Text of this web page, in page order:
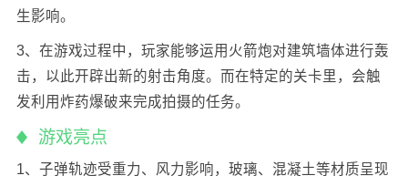
生影响。
3、在游戏过程中，玩家能够运用火箭炮对建筑墙体进行轰
击，以此开辟出新的射击角度。而在特定的关卡里，会触
发利用炸药爆破来完成拍摄的任务。
‌游戏亮点‌
1、子弹轨迹受重力、风力影响，玻璃、混凝土等材质呈现